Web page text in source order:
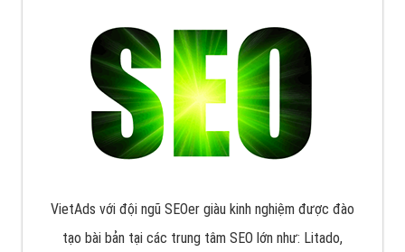
VietAds với đội ngũ SEOer giàu kinh nghiệm được đào
tạo bài bản tại các trung tâm SEO lớn như: Litado,